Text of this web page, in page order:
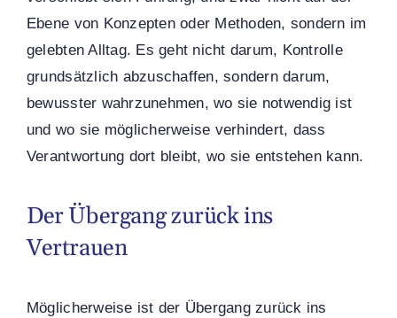
Ebene von Konzepten oder Methoden, sondern im
gelebten Alltag. Es geht nicht darum, Kontrolle
grundsätzlich abzuschaffen, sondern darum,
bewusster wahrzunehmen, wo sie notwendig ist
und wo sie möglicherweise verhindert, dass
Verantwortung dort bleibt, wo sie entstehen kann.
Der Übergang zurück ins
Vertrauen
Möglicherweise ist der Übergang zurück ins